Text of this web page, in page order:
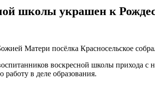
школы украшен к
Матери посёлка Красносельское
воскресной школы прихода
в деле образования.